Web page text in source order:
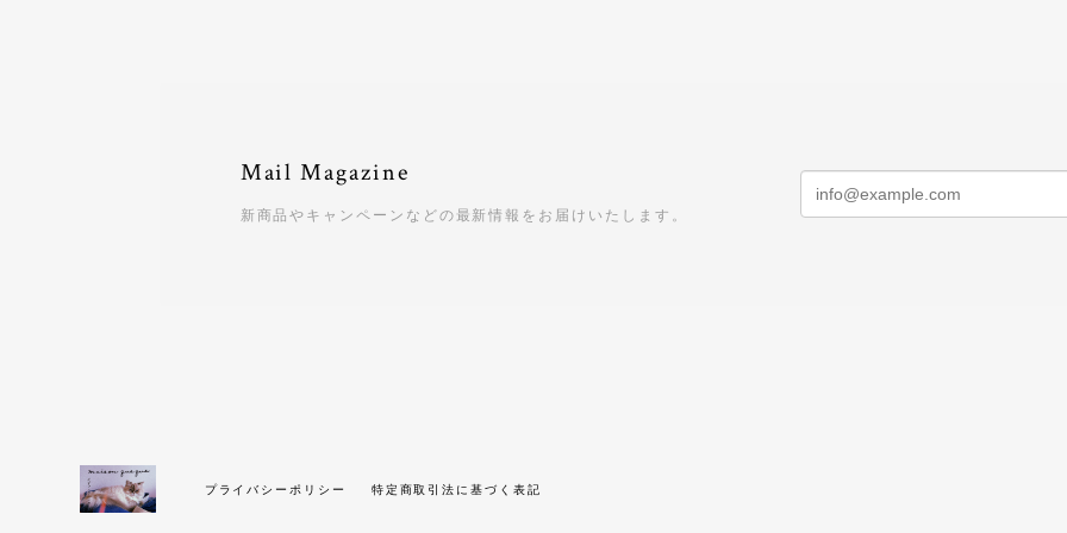
Mail Magazine
新商品やキャンペーンなどの最新情報をお届けいたします。
プライバシーポリシー 特定商取引法に基づく表記